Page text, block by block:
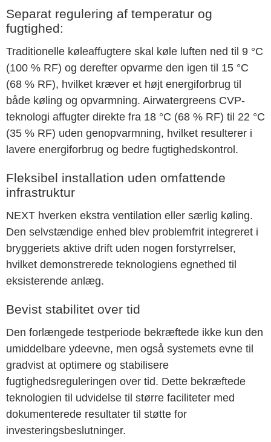
Separat regulering af temperatur og
fugtighed:
Traditionelle køleaffugtere skal køle luften ned til 9 °C
(100 % RF) og derefter opvarme den igen til 15 °C
(68 % RF), hvilket kræver et højt energiforbrug til
både køling og opvarmning. Airwatergreens CVP-
teknologi affugter direkte fra 18 °C (68 % RF) til 22 °C
(35 % RF) uden genopvarmning, hvilket resulterer i
lavere energiforbrug og bedre fugtighedskontrol.
Fleksibel installation uden omfattende
infrastruktur
NEXT hverken ekstra ventilation eller særlig køling.
Den selvstændige enhed blev problemfrit integreret i
bryggeriets aktive drift uden nogen forstyrrelser,
hvilket demonstrerede teknologiens egnethed til
eksisterende anlæg.
Bevist stabilitet over tid
Den forlængede testperiode bekræftede ikke kun den
umiddelbare ydeevne, men også systemets evne til
gradvist at optimere og stabilisere
fugtighedsreguleringen over tid. Dette bekræftede
teknologien til udvidelse til større faciliteter med
dokumenterede resultater til støtte for
investeringsbeslutninger.